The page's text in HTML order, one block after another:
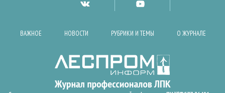
ВАЖНОЕ НОВОСТИ РУБРИКИ И ТЕМЫ О ЖУРНАЛЕ